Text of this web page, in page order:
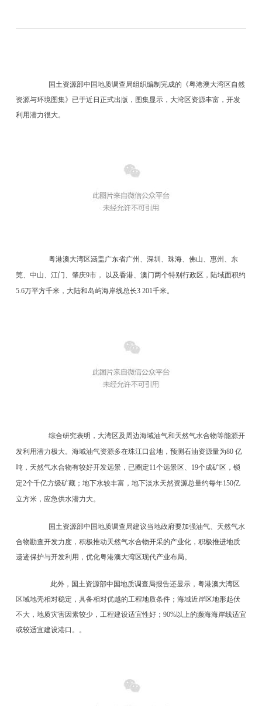
国土资源部中国地质调查局组织编制完成的《粤港澳大湾区自然
资源与环境图集》已于近日正式出版，图集显示，大湾区资源丰富，开发
利用潜力很大。
粤港澳大湾区涵盖广东省广州、深圳、珠海、佛山、惠州、东
莞、中山、江门、肇庆9市， 以及香港、澳门两个特别行政区，陆域面积约
5.6万平方千米，大陆和岛屿海岸线总长3 201千米。
综合研究表明，大湾区及周边海域油气和天然气水合物等能源开
发利用潜力极大。海域油气资源多在珠江口盆地，预测石油资源量为80 亿
吨，天然气水合物有较好开发远景，已圈定11个远景区、19个成矿区，锁
定2个千亿方级矿藏；地下水较丰富，地下淡水天然资源总量约每年150亿
立方米，应急供水潜力大。
国土资源部中国地质调查局建议当地政府要加强油气、天然气水
合物勘查开发力度，积极推动天然气水合物开采的产业化，积极推进地质
遗迹保护与开发利用，优化粤港澳大湾区现代产业布局。
此外，国土资源部中国地质调查局报告还显示，粤港澳大湾区
区域地壳相对稳定，具备相对优越的工程地质条件；海域近岸区地形起伏
不大，地质灾害因素较少，工程建设适宜性好；90%以上的濒海海岸线适宜
或较适宜建设港口。。